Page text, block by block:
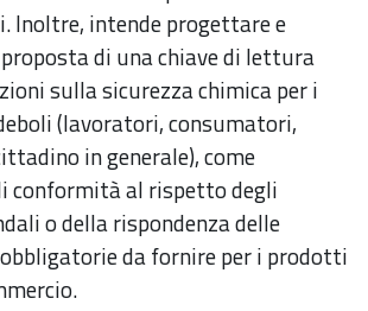
Inoltre, intende progettare e
di una chiave di lettura
sulla sicurezza chimica per i
(lavoratori, consumatori,
in generale), come
conformità al rispetto degli
o della rispondenza delle
da fornire per i prodotti